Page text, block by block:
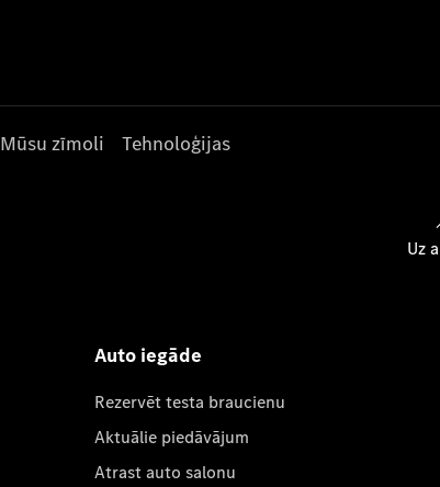
Mūsu zīmoli Tehnoloģijas
Uz
Auto iegāde
Rezervēt testa braucienu
Aktuālie piedāvājum
Atrast auto salonu